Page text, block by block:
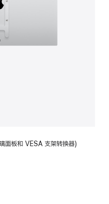
板和 VESA 支架转换器)